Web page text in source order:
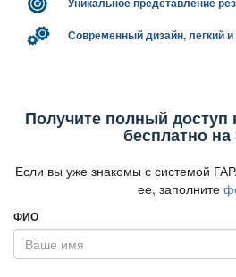
Современный дизайн, легкий
Получите полный доступ
есплатно на
Если вы уже знакомы с системой
ее, заполните
ФИО